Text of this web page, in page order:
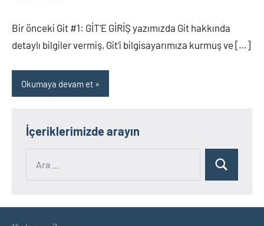
Bir önceki Git #1: GİT’E GİRİŞ yazımızda Git hakkında
detaylı bilgiler vermiş, Git’i bilgisayarımıza kurmuş ve […]
Okumaya devam et
İçeriklerimizde arayın
Ara